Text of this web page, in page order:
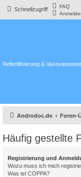
Schnellzugriff
FAQ
Refertilisierung &
Androdoc.de Foren-
Häufig gestellte
Registrierung und
Wozu muss ich mich
Was ist COPPA?